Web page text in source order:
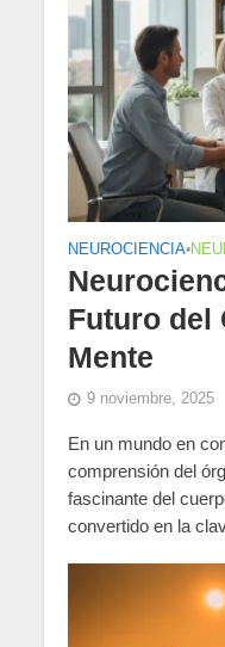
NEUROCIENCIA•
Futuro del
Mente
9 noviembre, 2025
En un mundo en
comprensión del
fascinante del
convertido en la